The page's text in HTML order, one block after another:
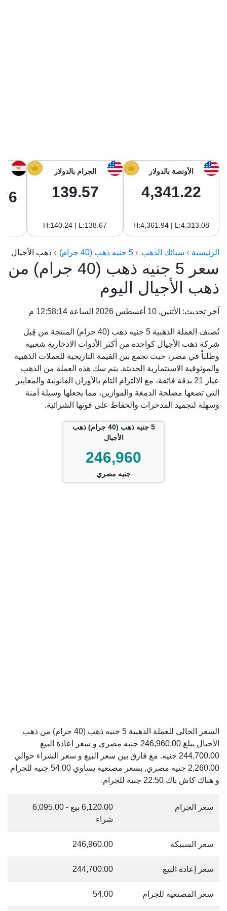
الأونصة بالدولار
4,341.22
H:4,361.94 | L:4,313.08
الجرام بالدولار
139.57
H:140.24 | L:138.67
الرئيسية سبائك الذهب 5 جنيه ذهب (40 جرام) ذهب الأجيال
سعر 5 جنيه ذهب (40 جرام) من
ذهب الأجيال اليوم
آخر تحديث: الأثنين, 10 أغسطس 2026 الساعة 12:58:14 م
تُصنف العملة الذهبية 5 جنيه ذهب (40 جرام) المنتجة من قِبل
شركة ذهب الأجيال كواحدة من أكثر الأدوات الادخارية شعبية
وطلباً في مصر، حيث تجمع بين القيمة التاريخية للعملات الذهبية
والموثوقية الاستثمارية الحديثة. يتم سك هذه العملة من الذهب
عيار 21 بدقة فائقة، مع الالتزام التام بالأوزان القانونية والمعايير
التي تضعها مصلحة الدمغة والموازين، مما يجعلها وسيلة آمنة
وسهلة لتجميد المدخرات والحفاظ على قوتها الشرائية.
5 جنيه ذهب (40 جرام) ذهب
الأجيال
246,960
جنيه مصري
السعر الحالي للعملة الذهبية 5 جنيه ذهب (40 جرام) من ذهب
الأجيال يبلغ 246,960.00 جنيه مصري و سعر اعادة البيع
244,700.00 جنيه. مع فارق بين سعر البيع و سعر الشراء حوالي
2,260.00 جنيه مصري, بسعر مصنعية يساوي 54.00 جنيه للجرام
و هناك كاش باك 22.50 جنيه للجرام.
سعر الجرام
6,120.00 بيع - 6,095.00
شراء
سعر السبيكة 246,960.00
سعر إعادة البيع 244,700.00
سعر المصنعية للجرام 54.00